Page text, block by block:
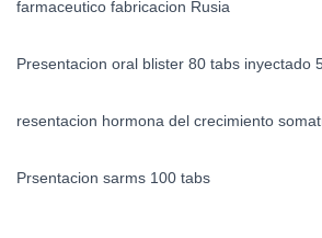
farmaceutico fabricacion Rusia
Presentacion oral blister 80 tabs inyectado
resentacion hormona del crecimiento
Prsentacion sarms 100 tabs